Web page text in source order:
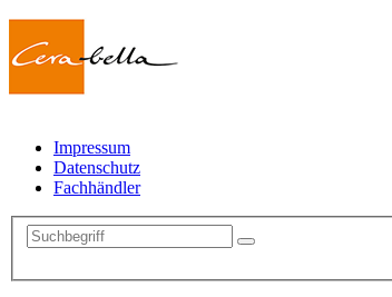
Impressum
Datenschutz
Fachhändler